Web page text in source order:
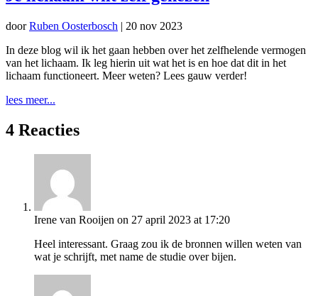
doorRuben Oosterbosch | 20 nov 2023
In deze blog wil ik het gaan hebben over het zelfhelende vermogen
van het lichaam. Ik leg hierin uit wat het is en hoe dat dit in het
lichaam functioneert. Meer weten? Lees gauw verder!
lees meer...
4 Reacties
Irene van Rooijen on 27 april 2023 at 17:20
Heel interessant. Graag zou ik de bronnen willen weten van
wat je schrijft, met name de studie over bijen.